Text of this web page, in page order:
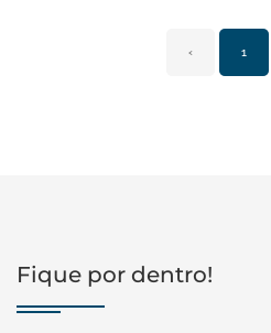
‹ 1
Fique por dentro!